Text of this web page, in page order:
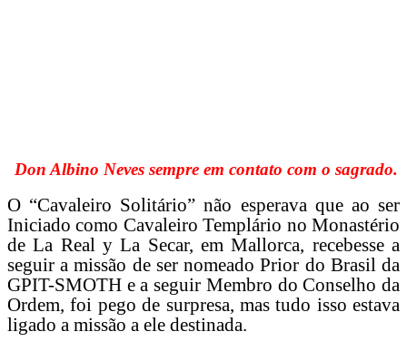
Don Albino Neves sempre em contato com o sagrado.
O “Cavaleiro Solitário” não esperava que ao ser
Iniciado como Cavaleiro Templário no Monastério
de La Real y La Secar, em Mallorca, recebesse a
seguir a missão de ser nomeado Prior do Brasil da
GPIT-SMOTH e a seguir Membro do Conselho da
Ordem, foi pego de surpresa, mas tudo isso estava
ligado a missão a ele destinada.